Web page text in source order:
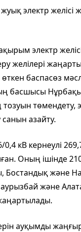
электр желісі
электр
желілері
баспасөз
басшысы
төмендету,
санын азайту.
кВ кернеулі
Оның ішінде
Бостандық және
және
ауқымды